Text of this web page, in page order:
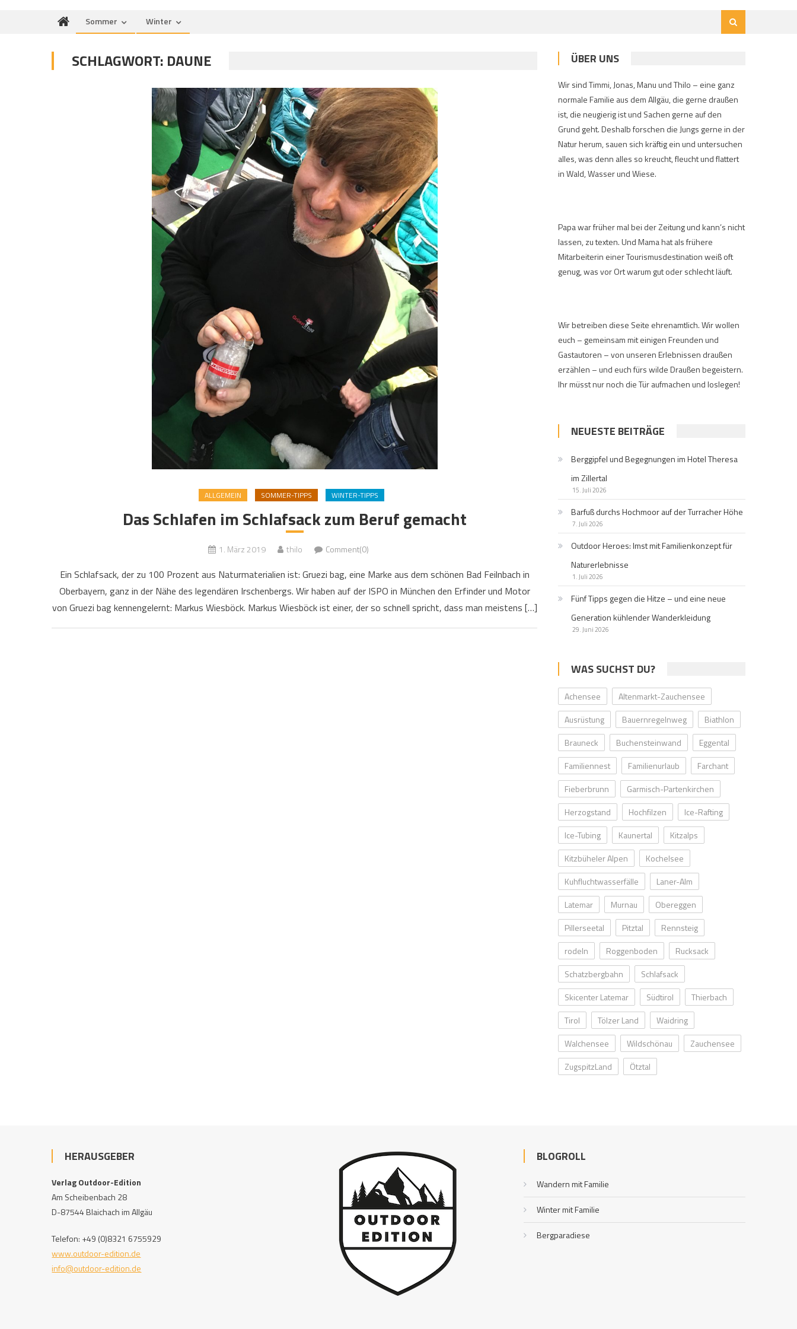
Sommer Winter
SCHLAGWORT: DAUNE
ALLGEMEIN SOMMER-TIPPS WINTER-TIPPS
Das Schlafen im Schlafsack zum Beruf gemacht
1. März 2019 thilo Comment(0)
Ein Schlafsack, der zu 100 Prozent aus Naturmaterialien ist: Gruezi bag, eine Marke aus dem schönen Bad Feilnbach in
Oberbayern, ganz in der Nähe des legendären Irschenbergs. Wir haben auf der ISPO in München den Erfinder und Motor
von Gruezi bag kennengelernt: Markus Wiesböck. Markus Wiesböck ist einer, der so schnell spricht, dass man meistens […]
ÜBER UNS
Wir sind Timmi, Jonas, Manu und Thilo – eine ganz
normale Familie aus dem Allgäu, die gerne draußen
ist, die neugierig ist und Sachen gerne auf den
Grund geht. Deshalb forschen die Jungs gerne in der
Natur herum, sauen sich kräftig ein und untersuchen
alles, was denn alles so kreucht, fleucht und flattert
in Wald, Wasser und Wiese.
Papa war früher mal bei der Zeitung und kann’s nicht
lassen, zu texten. Und Mama hat als frühere
Mitarbeiterin einer Tourismusdestination weiß oft
genug, was vor Ort warum gut oder schlecht läuft.
Wir betreiben diese Seite ehrenamtlich. Wir wollen
euch – gemeinsam mit einigen Freunden und
Gastautoren – von unseren Erlebnissen draußen
erzählen – und euch fürs wilde Draußen begeistern.
Ihr müsst nur noch die Tür aufmachen und loslegen!
NEUESTE BEITRÄGE
Berggipfel und Begegnungen im Hotel Theresa
im Zillertal
15. Juli 2026
Barfuß durchs Hochmoor auf der Turracher Höhe
7. Juli 2026
Outdoor Heroes: Imst mit Familienkonzept für
Naturerlebnisse
1. Juli 2026
Fünf Tipps gegen die Hitze – und eine neue
Generation kühlender Wanderkleidung
29. Juni 2026
WAS SUCHST DU?
Achensee
Altenmarkt-Zauchensee
Ausrüstung
Bauernregelnweg
Biathlon
Brauneck
Buchensteinwand
Eggental
Familiennest
Familienurlaub
Farchant
Fieberbrunn
Garmisch-Partenkirchen
Herzogstand
Hochfilzen
Ice-Rafting
Ice-Tubing
Kaunertal
Kitzalps
Kitzbüheler Alpen
Kochelsee
Kuhfluchtwasserfälle
Laner-Alm
Latemar
Murnau
Obereggen
Pillerseetal
Pitztal
Rennsteig
rodeln
Roggenboden
Rucksack
Schatzbergbahn
Schlafsack
Skicenter Latemar
Südtirol
Thierbach
Tirol
Tölzer Land
Waidring
Walchensee
Wildschönau
Zauchensee
ZugspitzLand
Ötztal
HERAUSGEBER
Verlag Outdoor-Edition
Am Scheibenbach 28
D-87544 Blaichach im Allgäu
Telefon: +49 (0)8321 6755929
www.outdoor-edition.de
info@outdoor-edition.de
BLOGROLL
Wandern mit Familie
Winter mit Familie
Bergparadiese